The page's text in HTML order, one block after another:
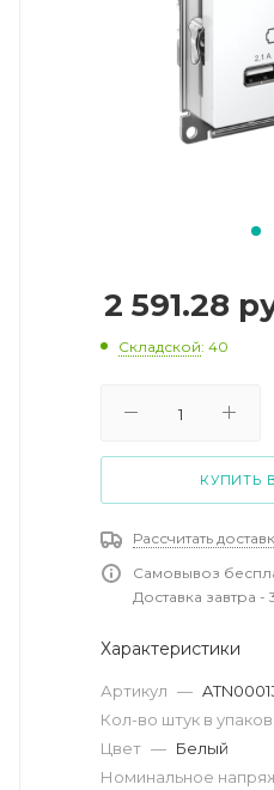
2 591.28
Складской: 40
КУПИТЬ
Рассчитать
Самовывоз
Доставка завтра -
Характеристики
Артикул —
Кол-во штук в
Цвет — Белый
Номинальное